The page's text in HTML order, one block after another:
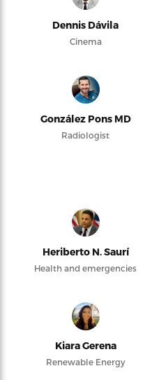
Dennis Dávila
Cinema
González Pons MD
Radiologist
Heriberto N. Saurí
Health and emergencies
Kiara Gerena
Renewable Energy